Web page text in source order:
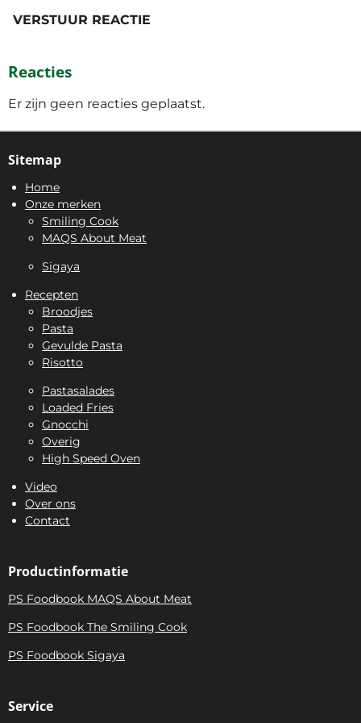
VERSTUUR REACTIE
Reacties
Er zijn geen reacties geplaatst.
Sitemap
Home
Onze merken
Smiling Cook
MAQS About Meat
Sigaya
Recepten
Broodjes
Pasta
Gevulde Pasta
Risotto
Pastasalades
Loaded Fries
Gnocchi
Overig
High Speed Oven
Video
Over ons
Contact
Productinformatie
PS Foodbook MAQS About Meat
PS Foodbook The Smiling Cook
PS Foodbook Sigaya
Service